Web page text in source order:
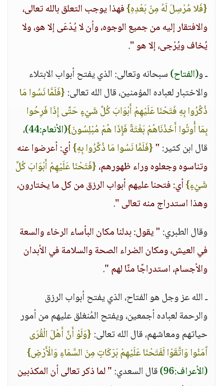
{فَلا مُرْسِلَ لَهُ مِنْ بَعْدِهِ}فهذا يوجب التعلق بالله تعالى،
والافتقار إليه من جميع الوجوه، وأن لا يُدْعَى إلا هو، ولا
يُخاف ويُرْجى، إلا هو ".
ـ و(الفتاح)سبحانه وتعالى: الذي يفتح أبواب الابتلاء
والاختبار لعباده المؤمنين، قال الله تعالى:{فَلَمَّا نَسُوا مَا
ذُكِّرُوا بِهِ فَتَحْنَا عَلَيْهِمْ أَبْوَابَ كُلِّ شَيْءٍ حَتَّى إِذَا فَرِحُوا
بِمَا أُوتُوا أَخَذْنَاهُمْ بَغْتَةً فَإِذَا هُمْ مُبْلِسُونَ}(الأنعام:44)
،
قال ابن كثير:"{فَلَمَّا نَسُوا مَا ذُكِّرُوا بِهِ}أي: أعرضوا عنه
وتناسوه وجعلوه وراء ظهورهم،{فَتَحْنَا عَلَيْهِمْ أَبْوَابَ كُلِّ
شَيْءٍ}أي: فتحنا عليهم أبواب الرزق من كل ما يختارون،
وهذا استدراج منه تعالى ".
وقال الطبري:" يقول: بدلنا مكان البأساء الرخاء والسعة
في العيش، ومكان الضراء الصحة والسلامة في الأبدان
والأجسام، استدراجًا منَّا لهم ".
ـ الله عز وجل هو الفتاح، الذي يفتح أبواب الرزق
والرحمة لعباده أجمعين، ويفتح المُنغلق عليهم من أمور
حياتهم ومعاشهم، قال الله تعالى:{وَلَوْ أَنَّ أَهْلَ الْقُرَى
آَمَنُوا وَاتَّقَوْا لَفَتَحْنَا عَلَيْهِمْ بَرَكَاتٍ مِنَ السَّمَاءِ وَالْأَرْضِ}
(الأعراف:96)
قال السعدي:" لما ذكر تعالى أن المكذبين